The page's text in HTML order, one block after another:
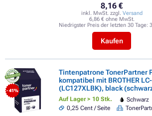
8,16 €
inkl. MwSt. zzgl. Versand
6,86 € ohne MwSt.
Niedrigster Preis der letzten 30 Tage:
Kaufen
- 41%
Tintenpatrone TonerPartner
kompatibel mit BROTHER
(LC127XLBK), black
Auf Lager > 10 Stk. Schwarz
0,25 Cent / Seite